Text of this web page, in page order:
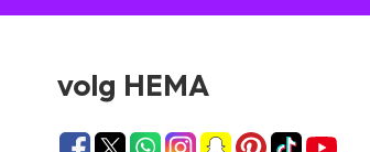
volg HEMA